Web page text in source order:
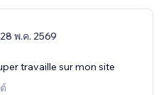
28 พ.ค. 2569
travaille sur mon site